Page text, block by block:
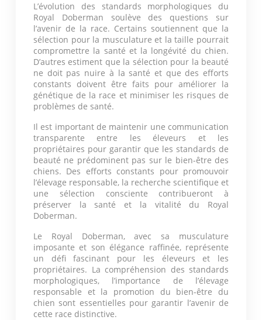
L’évolution des standards morphologiques du
Royal Doberman soulève des questions sur
l’avenir de la race. Certains soutiennent que la
sélection pour la musculature et la taille pourrait
compromettre la santé et la longévité du chien.
D’autres estiment que la sélection pour la beauté
ne doit pas nuire à la santé et que des efforts
constants doivent être faits pour améliorer la
génétique de la race et minimiser les risques de
problèmes de santé.
Il est important de maintenir une communication
transparente entre les éleveurs et les
propriétaires pour garantir que les standards de
beauté ne prédominent pas sur le bien-être des
chiens. Des efforts constants pour promouvoir
l’élevage responsable, la recherche scientifique et
une sélection consciente contribueront à
préserver la santé et la vitalité du Royal
Doberman.
Le Royal Doberman, avec sa musculature
imposante et son élégance raffinée, représente
un défi fascinant pour les éleveurs et les
propriétaires. La compréhension des standards
morphologiques, l’importance de l’élevage
responsable et la promotion du bien-être du
chien sont essentielles pour garantir l’avenir de
cette race distinctive.